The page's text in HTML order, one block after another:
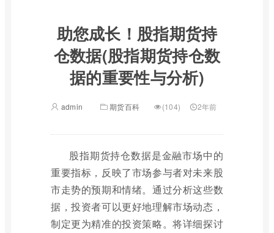
助您成长！股指期货持
仓数据(股指期货持仓数
据的重要性与分析)
admin 期货百科 (104) 2年前
股指期货持仓数据是金融市场中的
重要指标，反映了市场参与者对未来股
市走势的预期和情绪。通过分析这些数
据，投资者可以更好地理解市场动态，
制定更为精准的投资策略。将详细探讨